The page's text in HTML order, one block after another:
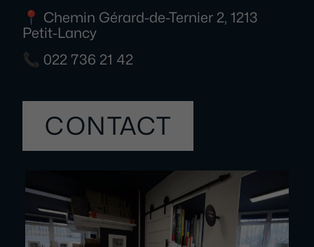
📍 Chemin Gérard-de-Ternier 2, 1213
Petit-Lancy
📞 022 736 21 42
CONTACT